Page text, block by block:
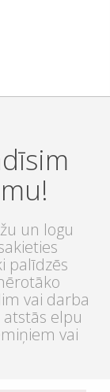
un logu
palīdzēs
vai darba
elpu
vai